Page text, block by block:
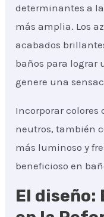
determinantes a
más amplia. Los
acabados
baños para lograr
genere una
Incorporar colores
neutros, también
más luminoso y
beneficioso en
El diseño: